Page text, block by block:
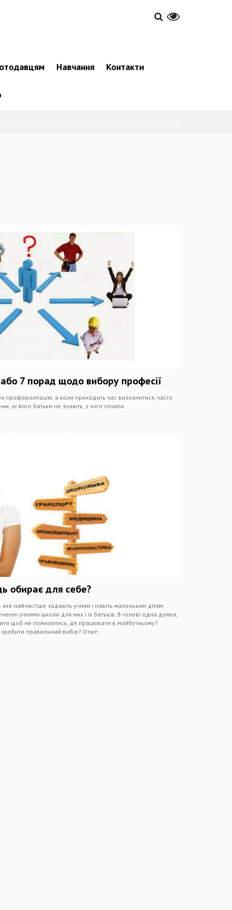
Навчання Контакти
7 порад щодо вибору професії
профорієнтацію, а коли приходить час визначитися, часто
ні його батьки не знають, з чого почати.
обирає для себе?
найчастіше задають учням і навіть маленьким дітям.
учнями школи для них і їх батьків. В голові одна думка,
щоб не помилитись, де працювати в майбутньому?
правильний вибір? Отже: